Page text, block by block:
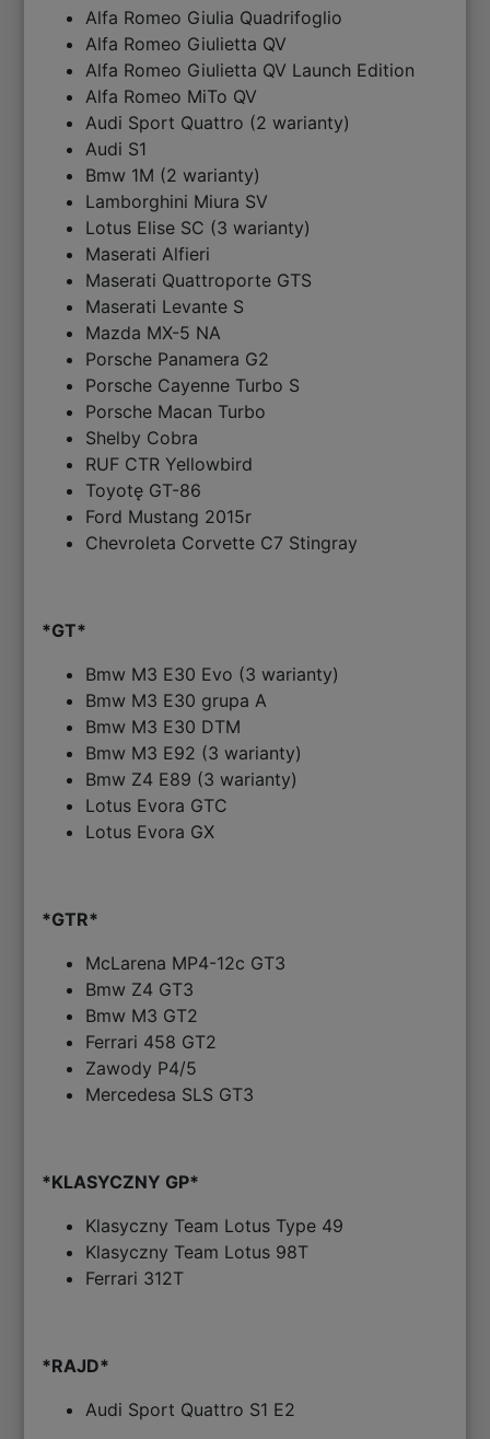
Alfa Romeo Giulia Quadrifoglio
Alfa Romeo Giulietta QV
Alfa Romeo Giulietta QV Launch Edition
Alfa Romeo MiTo QV
Audi Sport Quattro (2 warianty)
Audi S1
Bmw 1M (2 warianty)
Lamborghini Miura SV
Lotus Elise SC (3 warianty)
Maserati Alfieri
Maserati Quattroporte GTS
Maserati Levante S
Mazda MX-5 NA
Porsche Panamera G2
Porsche Cayenne Turbo S
Porsche Macan Turbo
Shelby Cobra
RUF CTR Yellowbird
Toyotę GT-86
Ford Mustang 2015r
Chevroleta Corvette C7 Stingray
*GT*
Bmw M3 E30 Evo (3 warianty)
Bmw M3 E30 grupa A
Bmw M3 E30 DTM
Bmw M3 E92 (3 warianty)
Bmw Z4 E89 (3 warianty)
Lotus Evora GTC
Lotus Evora GX
*GTR*
McLarena MP4-12c GT3
Bmw Z4 GT3
Bmw M3 GT2
Ferrari 458 GT2
Zawody P4/5
Mercedesa SLS GT3
*KLASYCZNY GP*
Klasyczny Team Lotus Type 49
Klasyczny Team Lotus 98T
Ferrari 312T
*RAJD*
Audi Sport Quattro S1 E2